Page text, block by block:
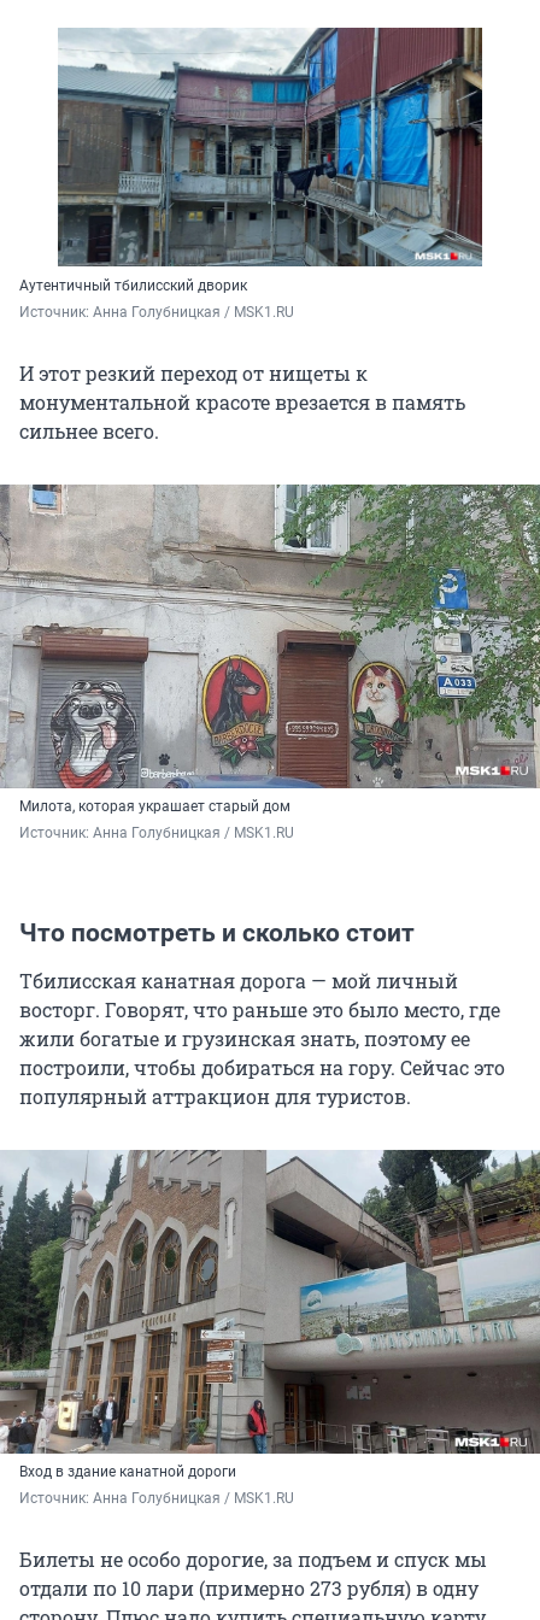
Аутентичный тбилисский дворик
Источник: Анна Голубницкая / MSK1.RU
И этот резкий переход от нищеты к
монументальной красоте врезается в память
сильнее всего.
Милота, которая украшает старый дом
Источник: Анна Голубницкая / MSK1.RU
Что посмотреть и сколько стоит
Тбилисская канатная дорога — мой личный
восторг. Говорят, что раньше это было место, где
жили богатые и грузинская знать, поэтому ее
построили, чтобы добираться на гору. Сейчас это
популярный аттракцион для туристов.
Вход в здание канатной дороги
Источник: Анна Голубницкая / MSK1.RU
Билеты не особо дорогие, за подъем и спуск мы
отдали по 10лари (примерно273 рубля) в одну